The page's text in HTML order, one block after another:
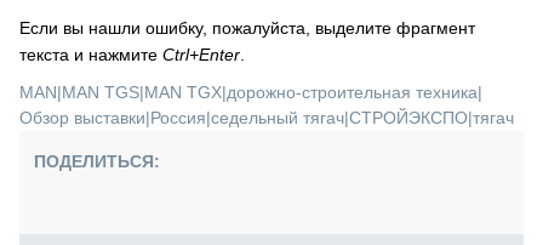
Если вы нашли ошибку, пожалуйста, выделите фрагмент
текста и нажмите Ctrl+Enter
MAN|MAN TGS|MAN TGX|дорожно-строительная техника|
Обзор выставки|Россия|седельный тягач|СТРОЙЭКСПО|тягач
ПОДЕЛИТЬСЯ: